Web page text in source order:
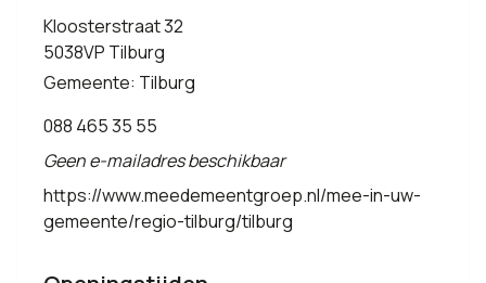
Kloosterstraat 32
5038VP Tilburg
Gemeente: Tilburg
088 465 35 55
Geen e-mailadres beschikbaar
https://www.meedemeentgroep.nl/mee-in-uw-
gemeente/regio-tilburg/tilburg